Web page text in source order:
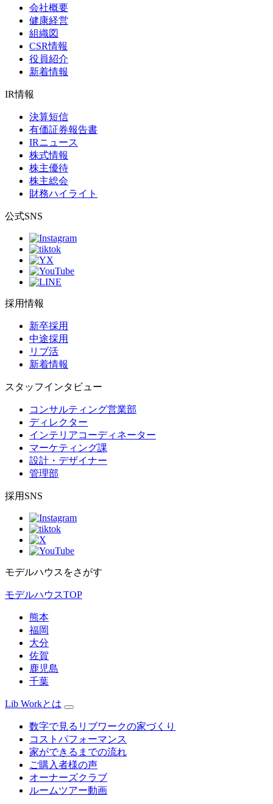
会社概要
健康経営
組織図
CSR情報
役員紹介
新着情報
IR情報
決算短信
有価証券報告書
IRニュース
株式情報
株主優待
株主総会
財務ハイライト
公式SNS
採用情報
新卒採用
中途採用
リブ活
新着情報
スタッフインタビュー
コンサルティング営業部
ディレクター
インテリアコーディネーター
マーケティング課
設計・デザイナー
管理部
採用SNS
モデルハウスをさがす
モデルハウスTOP
熊本
福岡
大分
佐賀
鹿児島
千葉
Lib Workとは
数字で見るリブワークの家づくり
コストパフォーマンス
家ができるまでの流れ
ご購入者様の声
オーナーズクラブ
ルームツアー動画